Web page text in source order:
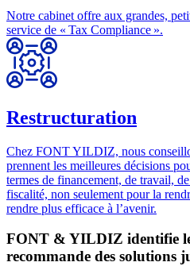
Notre cabinet offre aux grandes,
service de « Tax Compliance ».
Restructuration
Chez FONT YILDIZ, nous
prennent les meilleures décisions
termes de financement, de travail,
fiscalité, non seulement pour la
rendre plus efficace à l’avenir.
FONT & YILDIZ identifie
recommande des solutions